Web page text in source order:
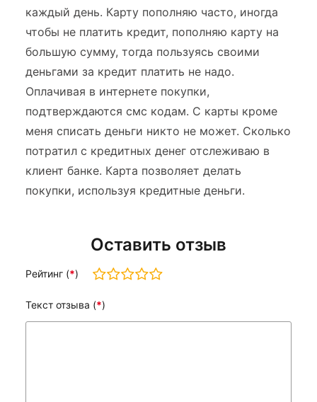
каждый день. Карту пополняю часто, иногда
чтобы не платить кредит, пополняю карту на
большую сумму, тогда пользуясь своими
деньгами за кредит платить не надо.
Оплачивая в интернете покупки,
подтверждаются смс кодам. С карты кроме
меня списать деньги никто не может. Сколько
потратил с кредитных денег отслеживаю в
клиент банке. Карта позволяет делать
покупки, используя кредитные деньги.
Оставить отзыв
Рейтинг (*)
Текст отзыва (*)